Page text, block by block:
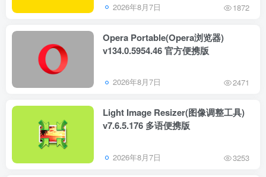
2026年8月7日 1872
Opera Portable(Opera浏览器)
v134.0.5954.46 官方便携版
2026年8月7日 2471
Light Image Resizer(图像调整工具)
v7.6.5.176 多语便携版
2026年8月7日 3253